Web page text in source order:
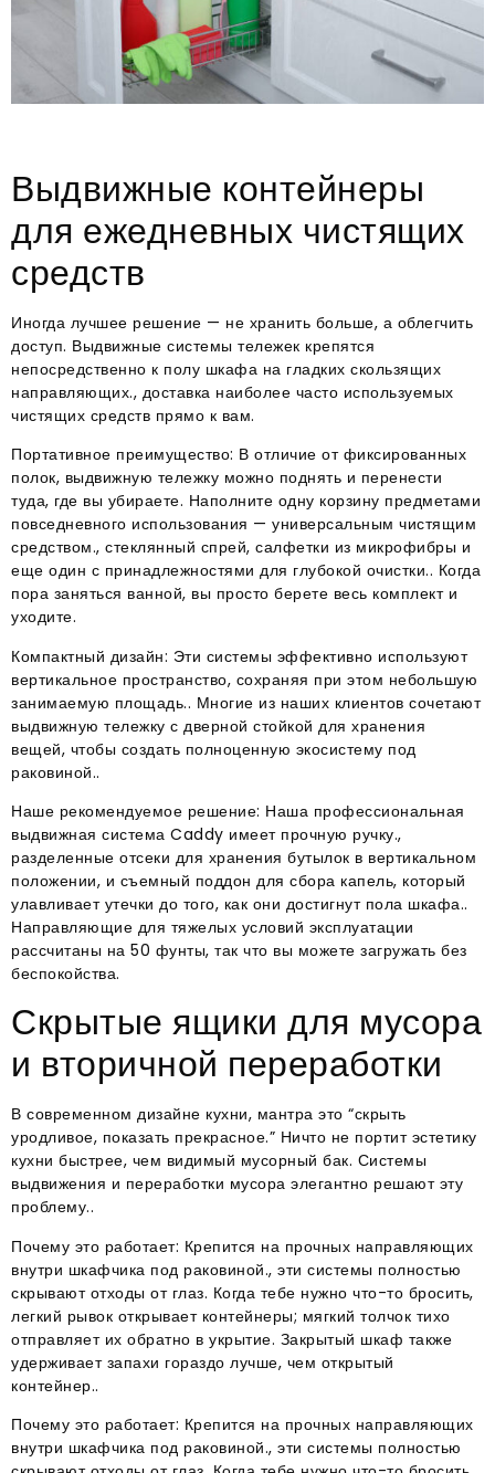
Выдвижные контейнеры
для ежедневных чистящих
средств
Иногда лучшее решение — не хранить больше, а облегчить
доступ. Выдвижные системы тележек крепятся
непосредственно к полу шкафа на гладких скользящих
направляющих., доставка наиболее часто используемых
чистящих средств прямо к вам.
Портативное преимущество: В отличие от фиксированных
полок, выдвижную тележку можно поднять и перенести
туда, где вы убираете. Наполните одну корзину предметами
повседневного использования — универсальным чистящим
средством., стеклянный спрей, салфетки из микрофибры и
еще один с принадлежностями для глубокой очистки.. Когда
пора заняться ванной, вы просто берете весь комплект и
уходите.
Компактный дизайн: Эти системы эффективно используют
вертикальное пространство, сохраняя при этом небольшую
занимаемую площадь.. Многие из наших клиентов сочетают
выдвижную тележку с дверной стойкой для хранения
вещей, чтобы создать полноценную экосистему под
раковиной..
Наше рекомендуемое решение: Наша профессиональная
выдвижная система Caddy имеет прочную ручку.,
разделенные отсеки для хранения бутылок в вертикальном
положении, и съемный поддон для сбора капель, который
улавливает утечки до того, как они достигнут пола шкафа..
Направляющие для тяжелых условий эксплуатации
рассчитаны на 50 фунты, так что вы можете загружать без
беспокойства.
Скрытые ящики для мусора
и вторичной переработки
В современном дизайне кухни, мантра это “скрыть
уродливое, показать прекрасное.” Ничто не портит эстетику
кухни быстрее, чем видимый мусорный бак. Системы
выдвижения и переработки мусора элегантно решают эту
проблему..
Почему это работает: Крепится на прочных направляющих
внутри шкафчика под раковиной., эти системы полностью
скрывают отходы от глаз. Когда тебе нужно что-то бросить,
легкий рывок открывает контейнеры; мягкий толчок тихо
отправляет их обратно в укрытие. Закрытый шкаф также
удерживает запахи гораздо лучше, чем открытый
контейнер..
Почему это работает: Крепится на прочных направляющих
внутри шкафчика под раковиной., эти системы полностью